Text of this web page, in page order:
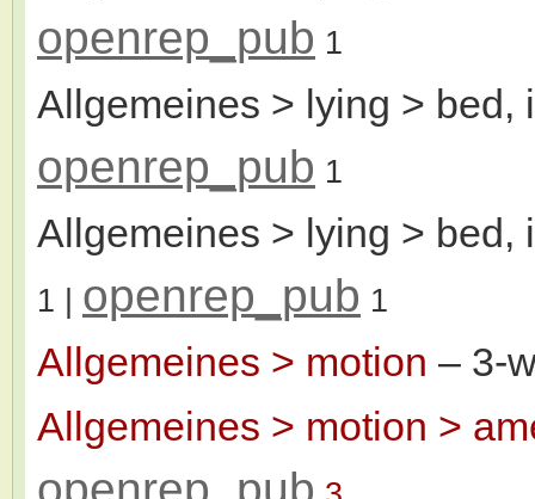
openrep_pub 1
Allgemeines > lying > bed,
openrep_pub 1
Allgemeines > lying > bed,
1 | openrep_pub 1
Allgemeines > motion – 3-
Allgemeines > motion >
openrep_pub